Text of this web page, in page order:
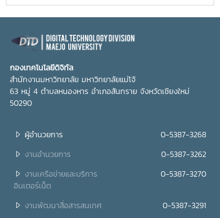
กองเทคโนโลยีดิจิทัล
สำนักงานมหาวิทยาลัย มหาวิทยาลัยแม่โจ้
63 หมู่ 4 ตำบลหนองหาร อำเภอสันทราย จังหวัดเชียงใหม่
50290
ผู้อำนวยการ
0-5387-3268
งานอำนวยการ
0-5387-3262
งานเครือข่ายและบริการ
อินเตอร์เน็ต
0-5387-3270
งานพัฒนาสื่อสารสนเทศ 0-5387-3291